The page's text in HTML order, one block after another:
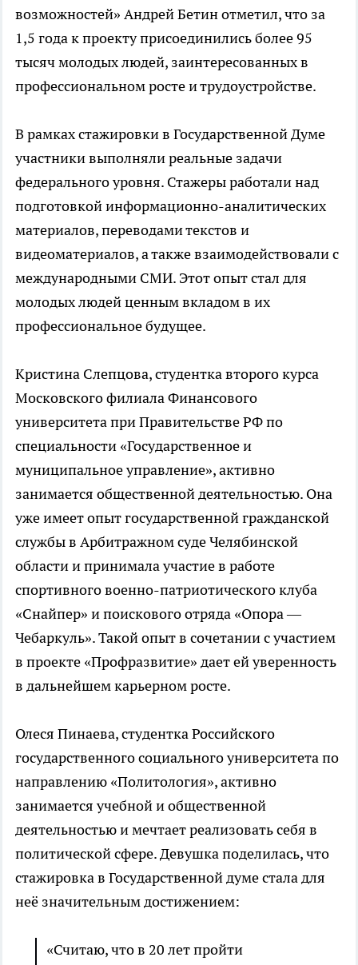
возможностей» Андрей Бетин отметил, что за
1,5 года к проекту присоединились более 95
тысяч молодых людей, заинтересованных в
профессиональном росте и трудоустройстве.
В рамках стажировки в Государственной Думе
участники выполняли реальные задачи
федерального уровня. Стажеры работали над
подготовкой информационно-аналитических
материалов, переводами текстов и
видеоматериалов, а также взаимодействовали с
международными СМИ. Этот опыт стал для
молодых людей ценным вкладом в их
профессиональное будущее.
Кристина Слепцова, студентка второго курса
Московского филиала Финансового
университета при Правительстве РФ по
специальности «Государственное и
муниципальное управление», активно
занимается общественной деятельностью. Она
уже имеет опыт государственной гражданской
службы в Арбитражном суде Челябинской
области и принимала участие в работе
спортивного военно-патриотического клуба
«Снайпер» и поискового отряда «Опора —
Чебаркуль». Такой опыт в сочетании с участием
в проекте «Профразвитие» дает ей уверенность
в дальнейшем карьерном росте.
Олеся Пинаева, студентка Российского
государственного социального университета по
направлению «Политология», активно
занимается учебной и общественной
деятельностью и мечтает реализовать себя в
политической сфере. Девушка поделилась, что
стажировка в Государственной думе стала для
неё значительным достижением:
«Считаю, что в 20 лет пройти